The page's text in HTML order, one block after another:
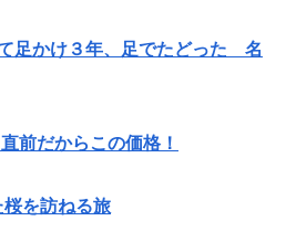
足かけ３年、足でたどった 名
前だからこの価格！
を訪ねる旅